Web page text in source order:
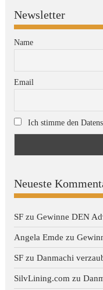
Newsletter
Name
Email
Ich stimme den
Neueste
SF zuGewinne DEN
Angela Emde zu
SF zuDanmachi
SilvLining.com zu